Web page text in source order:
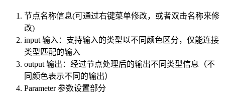
节点名称信息(可通过右键菜单修改，或者双击名称来修
改)
input 输入：支持输入的类型以不同颜色区分，仅能连接
类型匹配的输入
output 输出：经过节点处理后的输出不同类型信息（不
同颜色表示不同的输出）
Parameter 参数设置部分